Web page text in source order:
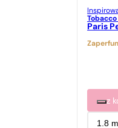
Paris
z
1.8